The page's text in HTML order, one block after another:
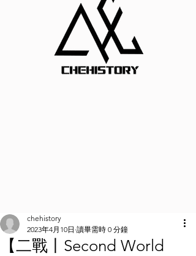
【二戰丨Second World
chehistory
2023年4月10日 讀畢需時 0 分鐘